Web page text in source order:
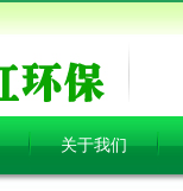
关于我们